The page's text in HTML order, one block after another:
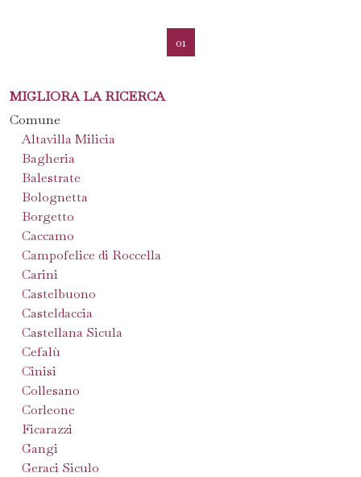
01
MIGLIORA LA RICERCA
Comune
Altavilla Milicia
Bagheria
Balestrate
Bolognetta
Borgetto
Caccamo
Campofelice di Roccella
Carini
Castelbuono
Casteldaccia
Castellana Sicula
Cefalù
Cinisi
Collesano
Corleone
Ficarazzi
Gangi
Geraci Siculo